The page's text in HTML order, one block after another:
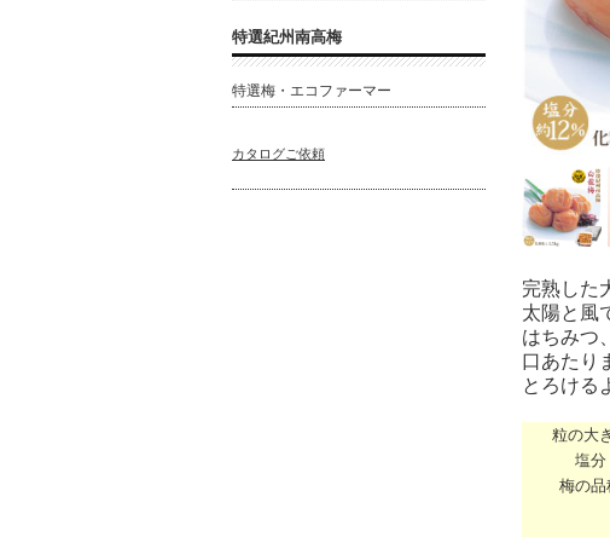
完熟した
太陽と風
はちみつ
口あたり
とろける
粒の大
塩分
梅の品
特選紀州南高梅
特選梅・エコファーマー
カタログご依頼